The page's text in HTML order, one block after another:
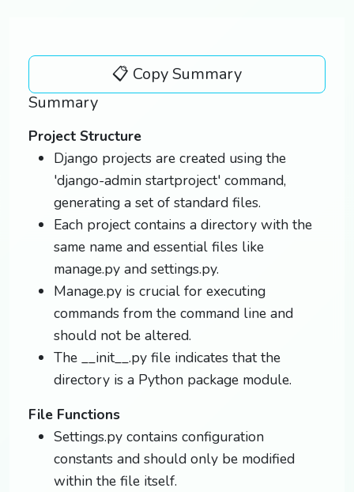
📋 Copy Summary
Summary
Project Structure
Django projects are created using the
'django-admin startproject' command,
generating a set of standard files.
Each project contains a directory with the
same name and essential files like
manage.py and settings.py.
Manage.py is crucial for executing
commands from the command line and
should not be altered.
The __init__.py file indicates that the
directory is a Python package module.
File Functions
Settings.py contains configuration
constants and should only be modified
within the file itself.